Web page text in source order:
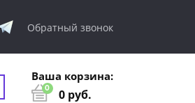
Обратный звонок
Ваша корзина:
0 0 руб.